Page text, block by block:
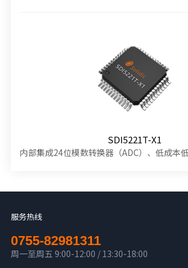
SDI5221T-X1
服务热线
0755-82981311
周一至周五 9:00-12:00 / 13:30-18:00